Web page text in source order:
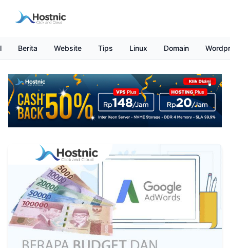
Berita Website Tips Linux Domain